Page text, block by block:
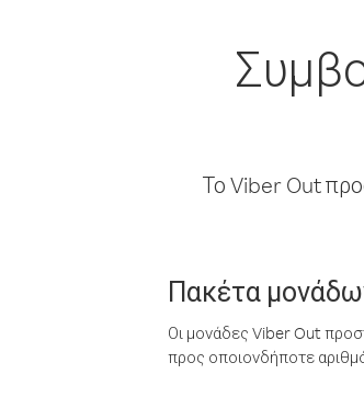
Το Viber Out
Πακέτα
Οι μονάδες Viber Out
προς οποιονδήποτε